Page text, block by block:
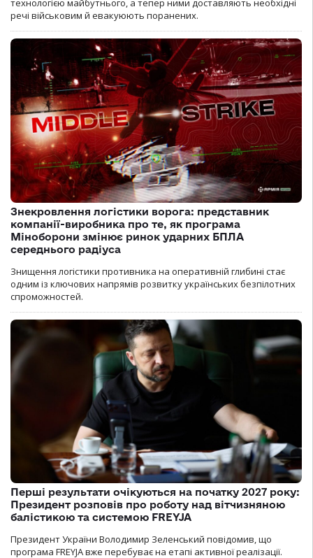
технологією майбутнього, а тепер ними доставляють необхідні
речі військовим й евакуюють поранених.
Знекровлення логістики ворога: представник
компанії-виробника про те, як програма
Міноборони змінює ринок ударних БПЛА
середнього радіуса
Знищення логістики противника на оперативній глибині стає
одним із ключових напрямів розвитку українських безпілотних
спроможностей.
Перші результати очікуються на початку 2027 року:
Президент розповів про роботу над вітчизняною
балістикою та системою FREYJA
Президент України Володимир Зеленський повідомив, що
програма FREYJA вже перебуває на етапі активної реалізації.